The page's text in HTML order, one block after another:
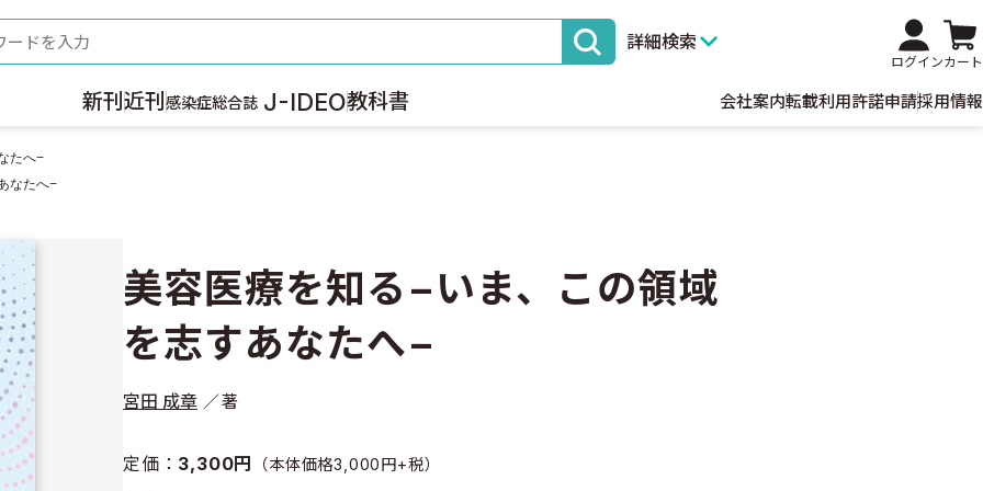
詳細検索
ログインカート
新刊 近刊 感染症総合誌 J-IDEO教科書 会社案内転載利用許諾申請採用情報
たへ−
なたへ−
美容医療を知る−いま、この領域
を志すあなたへ−
宮田 成章 著
定価： 3,300円 （本体価格3,000円+税）